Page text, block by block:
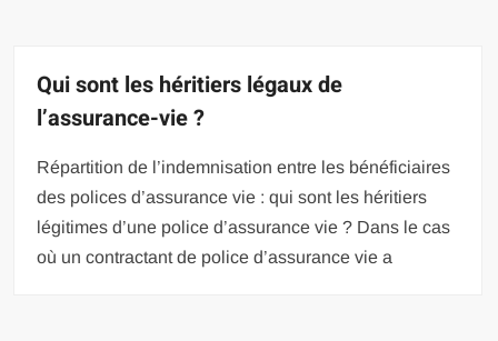
Qui sont les héritiers légaux de
l’assurance-vie ?
Répartition de l’indemnisation entre les bénéficiaires
des polices d’assurance vie : qui sont les héritiers
légitimes d’une police d’assurance vie ? Dans le cas
où un contractant de police d’assurance vie a